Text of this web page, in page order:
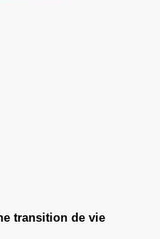
transition de vie